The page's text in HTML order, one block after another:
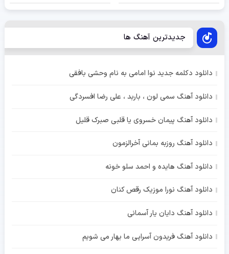
جدیدترین آهنگ ها
دانلود دکلمه جدید نوا امامی به نام وحشی بافقی
دانلود آهنگ سمی لون ، باربد ، علی رضا افسردگی
دانلود آهنگ پیمان خسروی یا قلبی صبرک قلیل
دانلود آهنگ روزبه بمانی آخرالزمون
دانلود آهنگ هایده و احمد سلو خونه
دانلود آهنگ نورا موزیک رقص کنان
دانلود آهنگ دایان یار آسمانی
دانلود آهنگ فریدون آسرایی ما بهار می شویم